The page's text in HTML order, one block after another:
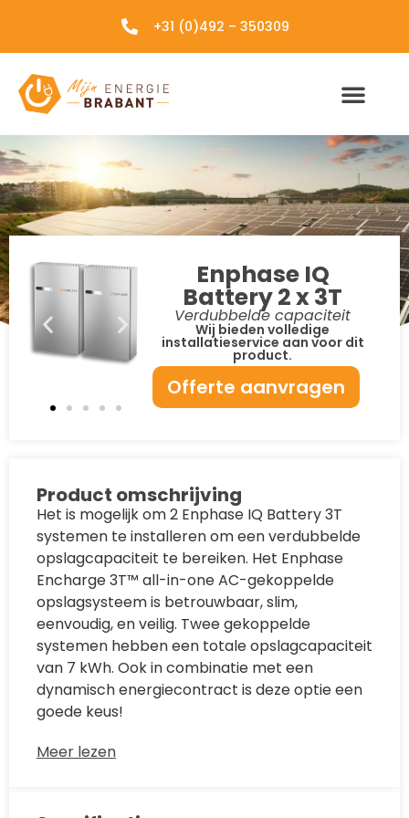
+31 (0)492 – 350309
Enphase IQ
Battery 2 x 3T
Verdubbelde capaciteit
Wij bieden volledige
installatieservice aan voor dit
product.
Offerte aanvragen
Product omschrijving
Het is mogelijk om 2 Enphase IQ Battery 3T
systemen te installeren om een verdubbelde
opslagcapaciteit te bereiken. Het Enphase
Encharge 3T™ all-in-one AC-gekoppelde
opslagsysteem is betrouwbaar, slim,
eenvoudig, en veilig. Twee gekoppelde
systemen hebben een totale opslagcapaciteit
van 7 kWh. Ook in combinatie met een
dynamisch energiecontract is deze optie een
goede keus!
Meer lezen